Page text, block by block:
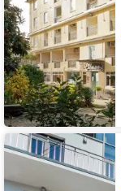
Отель
Малекон
by